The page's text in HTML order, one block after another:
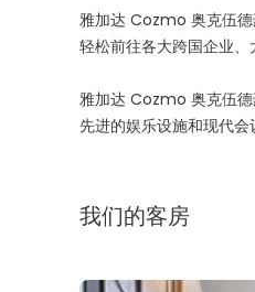
雅加达 Cozmo 奥克伍
轻松前往各大跨国企业、
雅加达 Cozmo 奥克伍德
先进的娱乐设施和现代会
我们的客房